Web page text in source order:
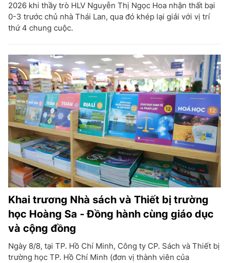
2026 khi thầy trò HLV Nguyễn Thị Ngọc Hoa nhận thất bại
0-3 trước chủ nhà Thái Lan, qua đó khép lại giải với vị trí
thứ 4 chung cuộc.
Khai trương Nhà sách và Thiết bị trường
học Hoàng Sa - Đồng hành cùng giáo dục
và cộng đồng
Ngày 8/8, tại TP. Hồ Chí Minh, Công ty CP. Sách và Thiết bị
trường học TP. Hồ Chí Minh (đơn vị thành viên của